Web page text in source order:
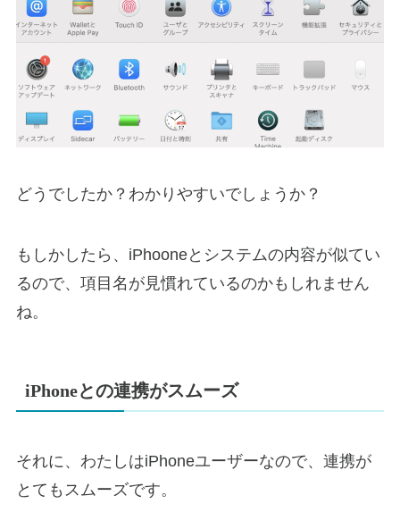
どうでしたか？わかりやすいでしょうか？
もしかしたら、iPhooneとシステムの内容が似てい
るので、項目名が見慣れているのかもしれません
ね。
iPhoneとの連携がスムーズ
それに、わたしはiPhoneユーザーなので、連携が
とてもスムーズです。